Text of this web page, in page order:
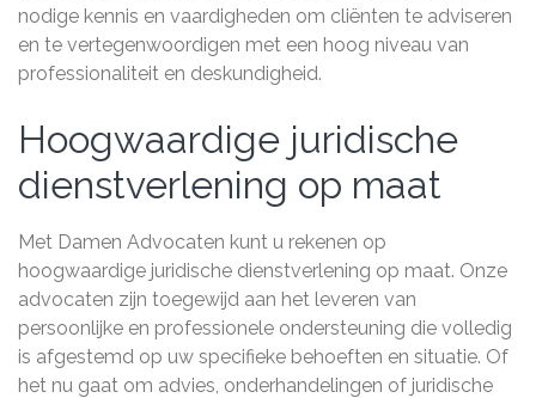
nodige kennis en vaardigheden om cliënten te adviseren
en te vertegenwoordigen met een hoog niveau van
professionaliteit en deskundigheid.
Hoogwaardige juridische
dienstverlening op maat
Met Damen Advocaten kunt u rekenen op
hoogwaardige juridische dienstverlening op maat. Onze
advocaten zijn toegewijd aan het leveren van
persoonlijke en professionele ondersteuning die volledig
is afgestemd op uw specifieke behoeften en situatie. Of
het nu gaat om advies, onderhandelingen of juridische